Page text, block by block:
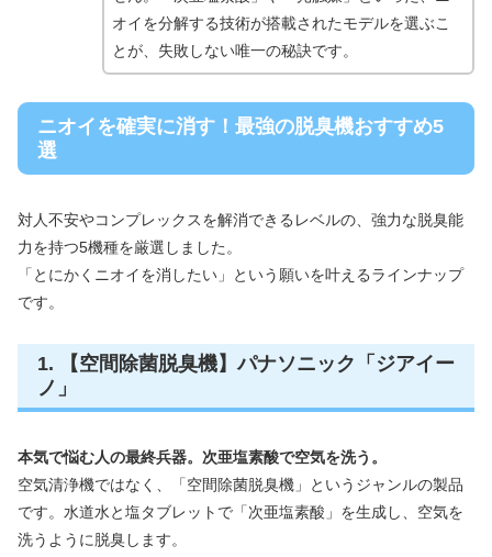
オイを分解する技術が搭載されたモデルを選ぶこ
とが、失敗しない唯一の秘訣です。
ニオイを確実に消す！最強の脱臭機おすすめ5
選
対人不安やコンプレックスを解消できるレベルの、強力な脱臭能
力を持つ5機種を厳選しました。
「とにかくニオイを消したい」という願いを叶えるラインナップ
です。
1. 【空間除菌脱臭機】パナソニック「ジアイー
ノ」
本気で悩む人の最終兵器。次亜塩素酸で空気を洗う。
空気清浄機ではなく、「空間除菌脱臭機」というジャンルの製品
です。水道水と塩タブレットで「次亜塩素酸」を生成し、空気を
洗うように脱臭します。